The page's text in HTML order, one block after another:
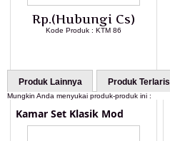
Rp.(Hubungi Cs)
Kode Produk : KTM 86
Produk Lainnya Produk Terlaris
Mungkin Anda menyukai produk-produk ini :
Kamar Set Klasik Mod